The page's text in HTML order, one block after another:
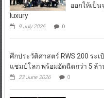
ออกให้เป็
luxury
9 July 2026 0
ศึกประวัติศาสตร์ RWS 200 ระ
แชมป์โลก พร้อมอัดฉีดกว่า 5 ล้
23 June 2026 0